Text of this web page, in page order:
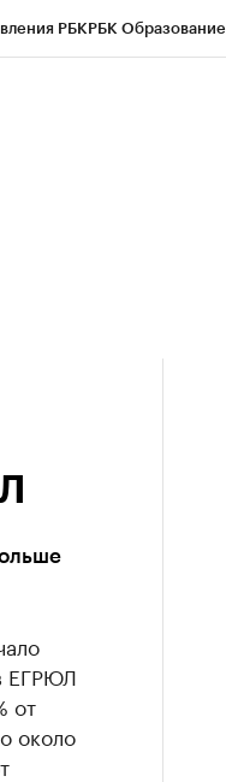
РБКРБК Образование
ЕГРЮЛ
от
около